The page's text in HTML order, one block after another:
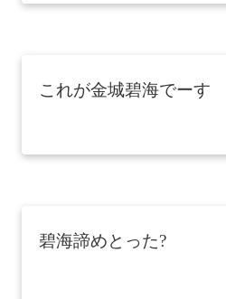
これが金城碧海でーす
碧海諦めとった?